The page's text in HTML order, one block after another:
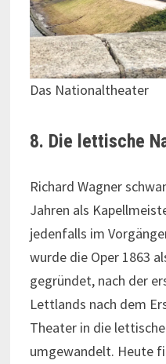
Das Nationaltheater
8. Die lettische
Richard Wagner
Jahren als
jedenfalls im
wurde die Oper 1863
gegründet, nach der
Lettlands nach dem
Theater in die
umgewandelt. Heute